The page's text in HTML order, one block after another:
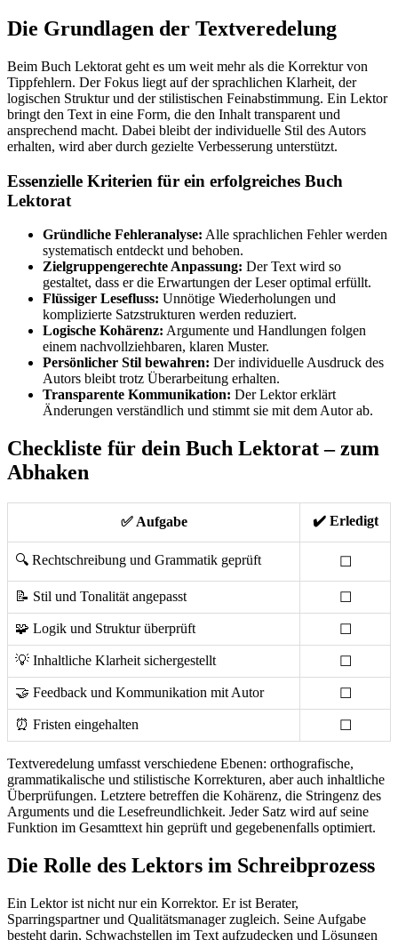
Die Grundlagen der Textveredelung
Beim Buch Lektorat geht es um weit mehr als die Korrektur von
Tippfehlern. Der Fokus liegt auf der sprachlichen Klarheit, der
logischen Struktur und der stilistischen Feinabstimmung. Ein Lektor
bringt den Text in eine Form, die den Inhalt transparent und
ansprechend macht. Dabei bleibt der individuelle Stil des Autors
erhalten, wird aber durch gezielte Verbesserung unterstützt.
Essenzielle Kriterien für ein erfolgreiches Buch
Lektorat
Gründliche Fehleranalyse: Alle sprachlichen Fehler werden
systematisch entdeckt und behoben.
Zielgruppengerechte Anpassung: Der Text wird so
gestaltet, dass er die Erwartungen der Leser optimal erfüllt.
Flüssiger Lesefluss: Unnötige Wiederholungen und
komplizierte Satzstrukturen werden reduziert.
Logische Kohärenz: Argumente und Handlungen folgen
einem nachvollziehbaren, klaren Muster.
Persönlicher Stil bewahren: Der individuelle Ausdruck des
Autors bleibt trotz Überarbeitung erhalten.
Transparente Kommunikation: Der Lektor erklärt
Änderungen verständlich und stimmt sie mit dem Autor ab.
Checkliste für dein Buch Lektorat – zum
Abhaken
✅ Aufgabe ✔️ Erledigt
🔍 Rechtschreibung und Grammatik geprüft ☐
📝 Stil und Tonalität angepasst ☐
🧩 Logik und Struktur überprüft ☐
💡 Inhaltliche Klarheit sichergestellt ☐
🤝 Feedback und Kommunikation mit Autor ☐
⏰ Fristen eingehalten ☐
Textveredelung umfasst verschiedene Ebenen: orthografische,
grammatikalische und stilistische Korrekturen, aber auch inhaltliche
Überprüfungen. Letztere betreffen die Kohärenz, die Stringenz des
Arguments und die Lesefreundlichkeit. Jeder Satz wird auf seine
Funktion im Gesamttext hin geprüft und gegebenenfalls optimiert.
Die Rolle des Lektors im Schreibprozess
Ein Lektor ist nicht nur ein Korrektor. Er ist Berater,
Sparringspartner und Qualitätsmanager zugleich. Seine Aufgabe
besteht darin, Schwachstellen im Text aufzudecken und Lösungen